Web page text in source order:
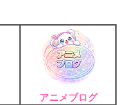
アニメブログ